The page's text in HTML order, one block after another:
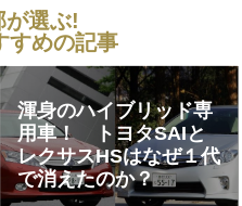
が選ぶ!
すめの記事
渾身のハイブリッド専
用車！ トヨタSAIと
レクサスHSはなぜ１代
で消えたのか？